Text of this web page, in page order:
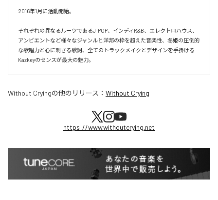
2016年1月に活動開始。
それぞれの異なるルーツであるJ-POP、インディR&B、エレクトロハウス、
アンビエントなど様々なジャンルと洋邦の枠を超えた音楽性、冬姫の圧倒的
な歌唱力と心に刺さる歌詞、全てのトラックメイクとデザインを手掛ける
Kazkeyのセンスが最大の魅力。
Without Cryingの他のリリース： Without Crying
https://www.withoutcrying.net